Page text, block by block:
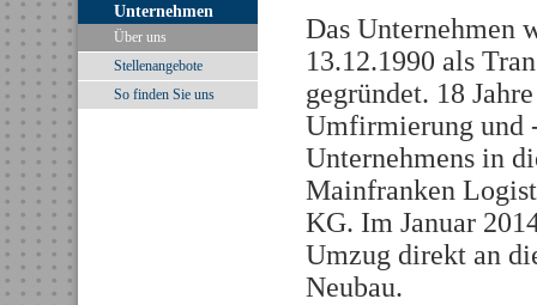
Unternehmen
Über uns
Stellenangebote
So finden Sie uns
Das Unternehmen
13.12.1990 als
gegründet. 18
Umfirmierung und
Unternehmens in
Mainfranken
KG. Im Januar
Umzug direkt an
Neubau.